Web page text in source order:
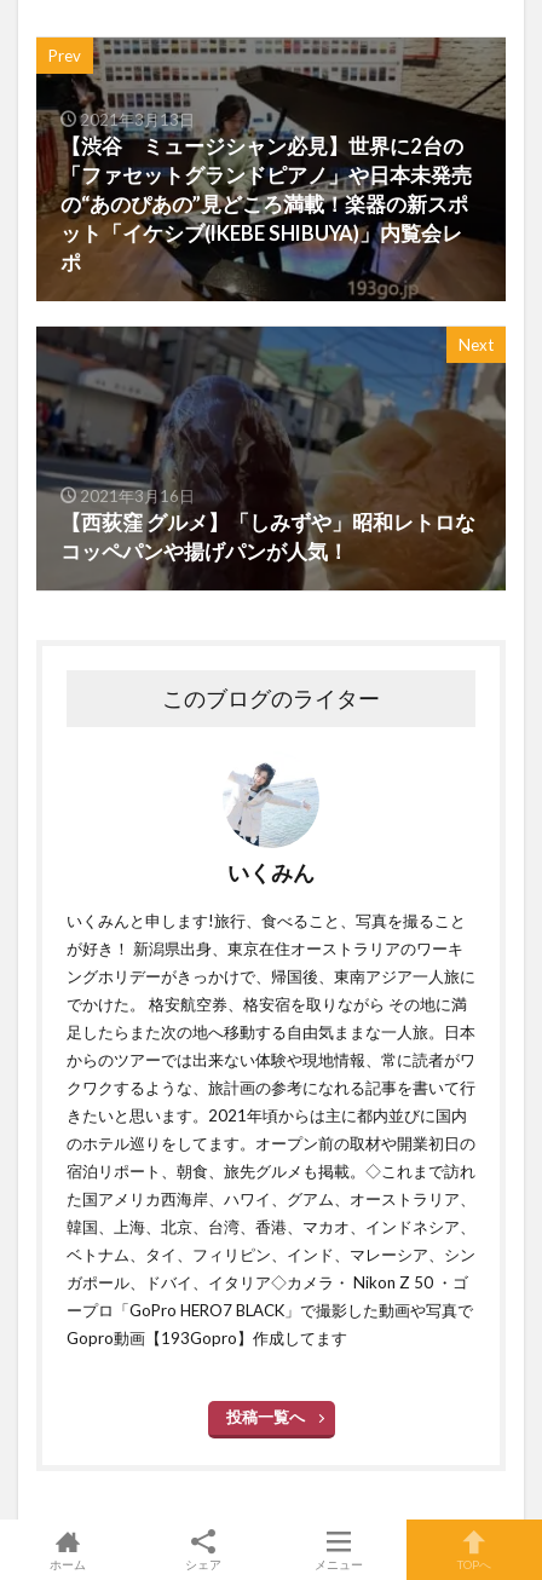
Prev
2021年3月13日
【渋谷 ミュージシャン必見】世界に2台の
「ファセットグランドピアノ」や日本未発売
の“あのぴあの”見どころ満載！楽器の新スポ
ット「イケシブ(IKEBE SHIBUYA)」内覧会レ
ポ
Next
2021年3月16日
【西荻窪 グルメ】「しみずや」昭和レトロな
コッペパンや揚げパンが人気！
このブログのライター
いくみん
いくみんと申します!旅行、食べること、写真を撮ること
が好き！ 新潟県出身、東京在住オーストラリアのワーキ
ングホリデーがきっかけで、帰国後、東南アジア一人旅に
でかけた。 格安航空券、格安宿を取りながら その地に満
足したらまた次の地へ移動する自由気ままな一人旅。日本
からのツアーでは出来ない体験や現地情報、常に読者がワ
クワクするような、旅計画の参考になれる記事を書いて行
きたいと思います。2021年頃からは主に都内並びに国内
のホテル巡りをしてます。オープン前の取材や開業初日の
宿泊リポート、朝食、旅先グルメも掲載。◇これまで訪れ
た国アメリカ西海岸、ハワイ、グアム、オーストラリア、
韓国、上海、北京、台湾、香港、マカオ、インドネシア、
ベトナム、タイ、フィリピン、インド、マレーシア、シン
ガポール、ドバイ、イタリア◇カメラ・ Nikon Z 50 ・ゴ
ープロ「GoPro HERO7 BLACK」で撮影した動画や写真で
Gopro動画【193Gopro】作成してます
投稿一覧へ
関連する記事
ホーム シェア メニュー TOPへ